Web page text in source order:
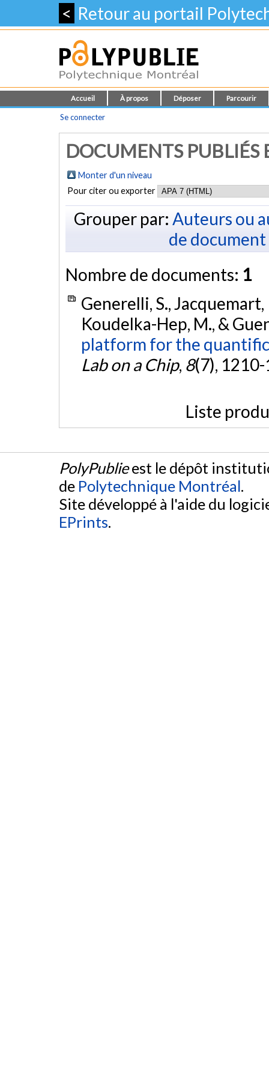
< Retour au portail
Accueil À propos Déposer Parcourir
Se connecter
DOCUMENTS PUBLIÉS
Monter d'un niveau
Pour citer ou exporter
Grouper par: Auteurs ou
de document
Nombre de documents: 1
Generelli, S., Jacquemart,
Koudelka-Hep, M., &
platform for the
Lab on a Chip, 8(7),
Liste
PolyPublieest le dépôt
de Polytechnique Montréal.
Site développé à l'aide du
EPrints.